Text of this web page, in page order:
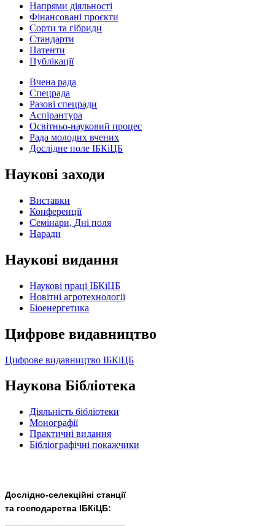
Напрями діяльності
Фінансовані проєкти
Сорти та гібриди
Стандарти
Патенти
Публікації
Вчена рада
Спецрада
Разові спецради
Аспірантура
Освітньо-науковий процес
Рада молодих вчених
Дослідне поле ІБКіЦБ
Наукові заходи
Виставки
Конференції
Семінари, Дні поля
Наради
Наукові видання
Наукові праці ІБКіЦБ
Новітні агротехнології
Бiоенергетика
Цифрове видавництво
Цифрове видавництво ІБКіЦБ
Наукова Бібліотека
Діяльність бібліотеки
Монографії
Практичні видання
Бібліографічні покажчики
Дослідно-селекційні станції
та господарства ІБКіЦБ: